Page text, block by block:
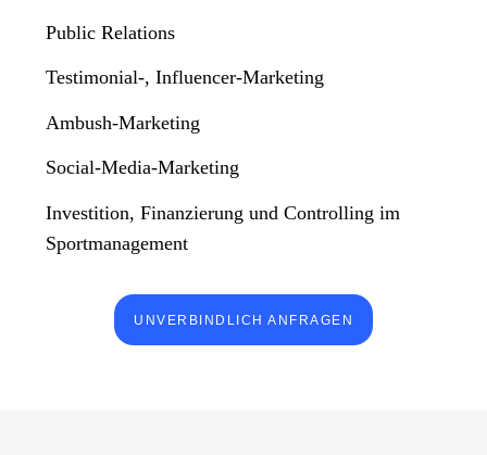
Public Relations
Testimonial-, Influencer-Marketing
Ambush-Marketing
Social-Media-Marketing
Investition, Finanzierung und Controlling im
Sportmanagement
UNVERBINDLICH ANFRAGEN